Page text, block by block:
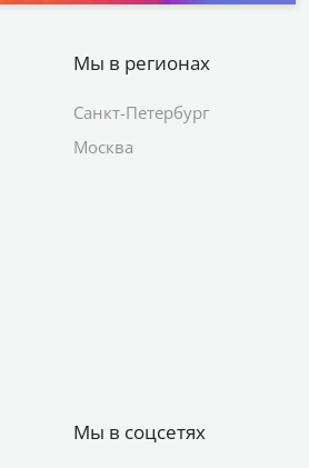
Мы в регионах
Санкт-Петербург
Москва
Мы в соцсетях